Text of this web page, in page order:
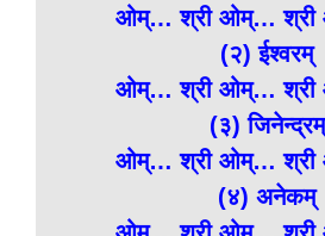
ओम्… श्री ओम्… श्री
(२) ईश्वरम्
ओम्… श्री ओम्… श्री
(३) जिनेन्द्रम्
ओम्… श्री ओम्… श्री
(४) अनेकम्